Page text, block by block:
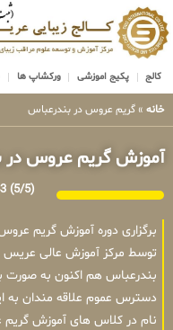
کالج پکیج اموزشی ورکشاپ ها
خانه » گریم عروس در بندرعباس
آموزش گریم عروس در
(5/5)
برگزاری دوره آموزش گریم
توسط مرکز آموزش عالی عریس
بندرعباس هم اکنون به صورت
دسترس عموم علاقه مندان به
نام در کلاس های آموزش گریم